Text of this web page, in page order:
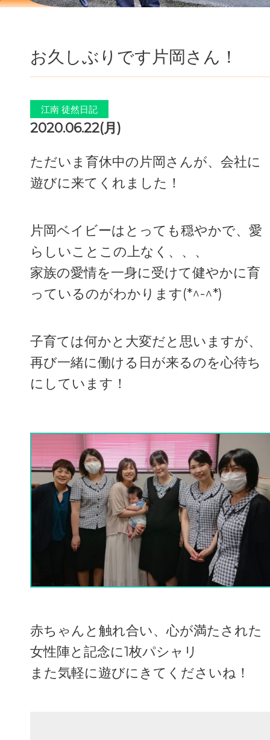
お久しぶりです片岡さん！
江南 徒然日記
2020.06.22(月)
ただいま育休中の片岡さんが、会社に
遊びに来てくれました！
片岡ベイビーはとっても穏やかで、愛
らしいことこの上なく、、、
家族の愛情を一身に受けて健やかに育
っているのがわかります(*^-^*)
子育ては何かと大変だと思いますが、
再び一緒に働ける日が来るのを心待ち
にしています！
赤ちゃんと触れ合い、心が満たされた
女性陣と記念に1枚パシャリ
また気軽に遊びにきてくださいね！